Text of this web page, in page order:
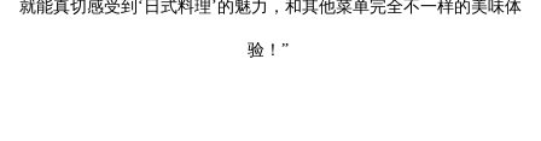
就能真切感受到‘日式料理’的魅力，和其他菜单完全不一样的美味体
验！”